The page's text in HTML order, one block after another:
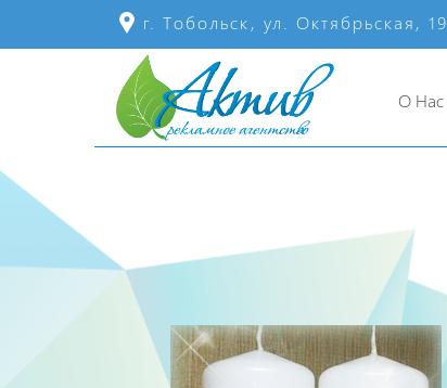
г. Тобольск, ул. Октябрьская, 19
О Нас